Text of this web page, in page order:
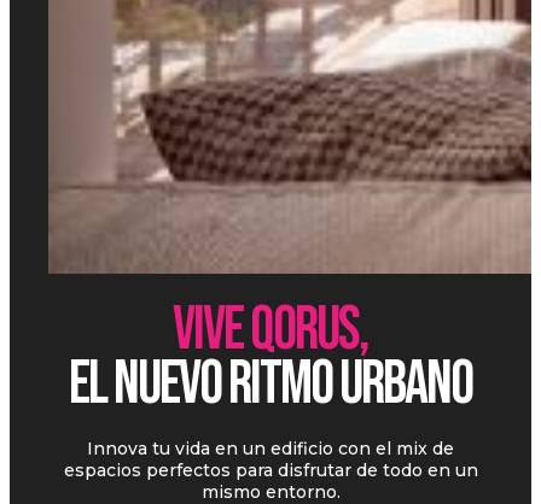
VIVE QORUS,
EL NUEVO RITMO URBANO
Innova tu vida en un edificio con el mix de
espacios perfectos para disfrutar de todo en un
mismo entorno.